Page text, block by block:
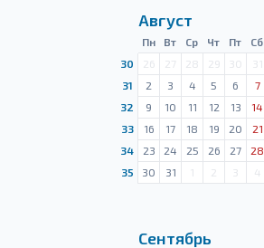
Август
Пн Вт Ср Чт Пт Сб
30
26 27 28 29 30 31
31
2 3 4 5 6 7
32
9 10 11 12 13 14
33
16 17 18 19 20 21
34
23 24 25 26 27 28
35
30 31 1 2 3 4
Сентябрь